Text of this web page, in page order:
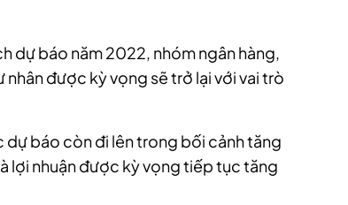
dự báo năm 2022, nhóm ngân hàng,
được kỳ vọng sẽ trở lại với vai trò
dự báo còn đi lên trong bối cảnh tăng
lợi nhuận được kỳ vọng tiếp tục tăng